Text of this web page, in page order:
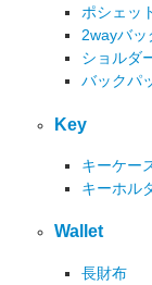
ポシェッ
2wayバッ
ショルダ
バックパ
Key
キーケー
キーホル
Wallet
長財布